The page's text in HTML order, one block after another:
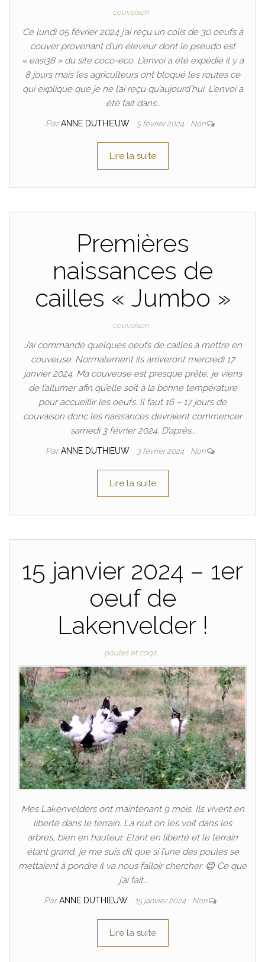
couvaison
Ce lundi 05 février 2024 j’ai reçu un colis de 30 oeufs à
couver provenant d’un éleveur dont le pseudo est
« easi38 » du site coco-eco. L’envoi a été expédié il y a
8 jours mais les agriculteurs ont bloqué les routes ce
qui explique que je ne l’ai reçu qu’aujourd’hui. L’envoi a
été fait dans…
ParANNE DUTHIEUW 5 février 2024 Non
Lire la suite
Premières
naissances de
cailles « Jumbo »
couvaison
J’ai commandé quelques oeufs de cailles à mettre en
couveuse. Normalement ils arriveront mercredi 17
janvier 2024. Ma couveuse est presque prête, je viens
de l’allumer afin qu’elle soit à la bonne température
pour accueillir les oeufs. Il faut 16 – 17 jours de
couvaison donc les naissances devraient commencer
samedi 3 février 2024. D’après…
ParANNE DUTHIEUW 3 février 2024 Non
Lire la suite
15 janvier 2024 – 1er
oeuf de
Lakenvelder !
poules et coqs
Mes Lakenvelders ont maintenant 9 mois. Ils vivent en
liberté dans le terrain. La nuit on les voit dans les
arbres, bien en hauteur. Etant en liberté et le terrain
étant grand, je me suis dit que si l’une des poules se
mettaient à pondre il va nous falloir chercher. 😉 Ce que
j’ai fait…
ParANNE DUTHIEUW 15 janvier 2024 Non
Lire la suite